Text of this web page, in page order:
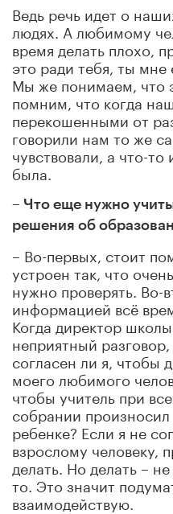
Ведь речь идет о
людях. А любимому
время делать плохо,
это ради тебя, ты
Мы же понимаем, что
помним, что когда
перекошенными от
говорили нам то же
чувствовали, а что-
была.
– Что еще нужно
решения об
– Во-первых, стоит
устроен так, что
нужно проверять. Во-
информацией всё
Когда директор
неприятный
согласен ли я, чтобы
моего любимого
чтобы учитель при
собрании
ребенке? Если я не
взрослому человеку,
делать. Но делать –
то. Это значит
взаимодействую.